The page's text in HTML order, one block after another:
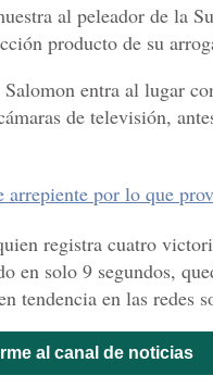
al peleador de la
producto de su
entra al lugar
de televisión,
por lo que
registra cuatro
en solo 9 segundos,
tendencia en las redes
al canal de noticias